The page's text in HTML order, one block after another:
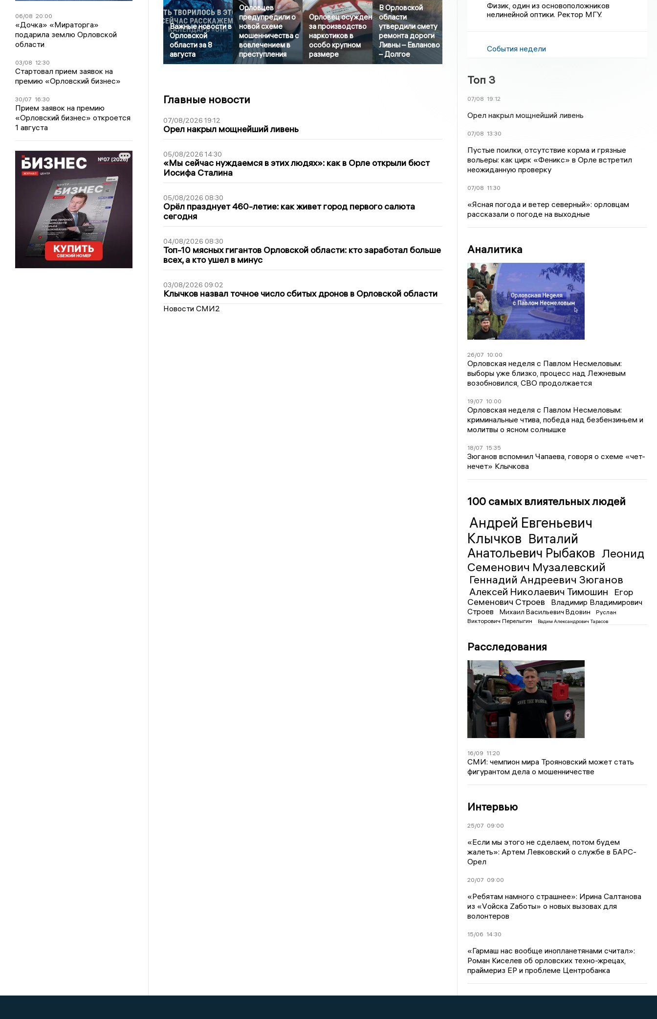
06/08 20:00
«Дочка» «Мираторга»
подарила землю Орловской
области
03/08 12:30
Стартовал прием заявок на
премию «Орловский бизнес»
30/07 16:30
Прием заявок на премию
«Орловский бизнес» откроется
1 августа
Важные новости в
Орловской
области за 8
августа
Орловцев
предупредили о
новой схеме
мошенничества с
вовлечением в
преступления
Орловец осужден
за производство
наркотиков в
особо крупном
размере
В Орловской
области
утвердили смету
ремонта дороги
Ливны – Евланово
– Долгое
Главные новости
07/08/2026 19:12
Орел накрыл мощнейший ливень
05/08/2026 14:30
«Мы сейчас нуждаемся в этих людях»: как в Орле открыли бюст
Иосифа Сталина
05/08/2026 08:30
Орёл празднует 460-летие: как живет город первого салюта
сегодня
04/08/2026 08:30
Топ-10 мясных гигантов Орловской области: кто заработал больше
всех, а кто ушел в минус
03/08/2026 09:02
Клычков назвал точное число сбитых дронов в Орловской области
Новости СМИ2
Физик, один из основоположников
нелинейной оптики. Ректор МГУ.
События недели
Топ 3
07/08 19:12
Орел накрыл мощнейший ливень
07/08 13:30
Пустые поилки, отсутствие корма и грязные
вольеры: как цирк «Феникс» в Орле встретил
неожиданную проверку
07/08 11:30
«Ясная погода и ветер северный»: орловцам
рассказали о погоде на выходные
Аналитика
26/07 10:00
Орловская неделя с Павлом Несмеловым:
выборы уже близко, процесс над Лежневым
возобновился, СВО продолжается
19/07 10:00
Орловская неделя с Павлом Несмеловым:
криминальные чтива, победа над безбензиньем и
молитвы о ясном солнышке
18/07 15:35
Зюганов вспомнил Чапаева, говоря о схеме «чет-
нечет» Клычкова
100 самых влиятельных людей
Андрей Евгеньевич
Клычков Виталий
Анатольевич Рыбаков Леонид
Семенович Музалевский
Геннадий Андреевич Зюганов
Алексей Николаевич Тимошин
Егор
Семенович Строев
Владимир Владимирович
Строев
Михаил Васильевич Вдовин
Руслан
Викторович Перелыгин
Вадим Александрович Тарасов
Расследования
16/09 11:20
СМИ: чемпион мира Трояновский может стать
фигурантом дела о мошенничестве
Интервью
25/07 09:00
«Если мы этого не сделаем, потом будем
жалеть»: Артем Левковский о службе в БАРС-
Орел
20/07 09:00
«Ребятам намного страшнее»: Ирина Салтанова
из «Vойска Zаботы» о новых вызовах для
волонтеров
15/06 14:30
«Гармаш нас вообще инопланетянами считал»:
Роман Киселев об орловских техно-жрецах,
праймериз ЕР и проблеме Центробанка